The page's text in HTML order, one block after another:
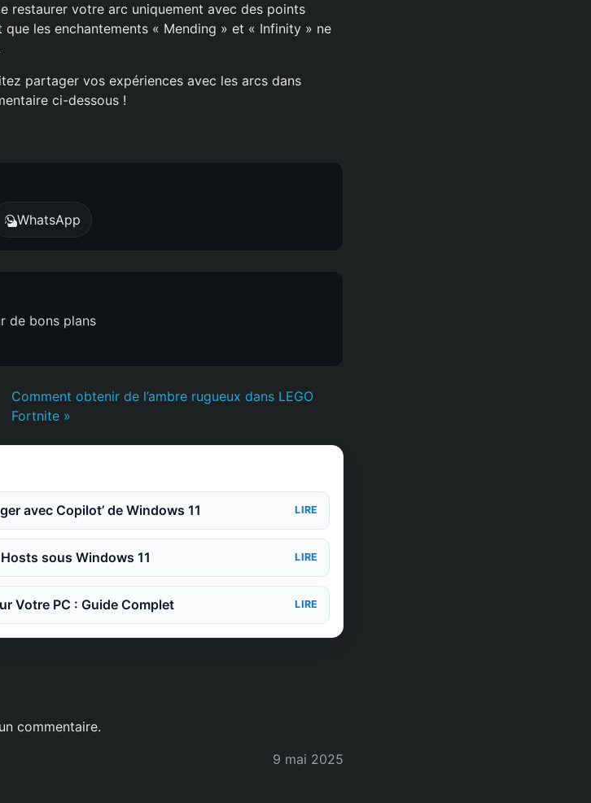
restaurer votre arc uniquement avec des points
que les enchantements « Mending » et « Infinity » ne
partager vos expériences avec les arcs dans
ci-dessous !
WhatsApp
de bons plans
Comment obtenir de l’ambre rugueux dans LEGO
Fortnite »
avec Copilot’ de Windows 11 LIRE
sous Windows 11 LIRE
Votre PC : Guide Complet LIRE
commentaire.
9 mai 2025